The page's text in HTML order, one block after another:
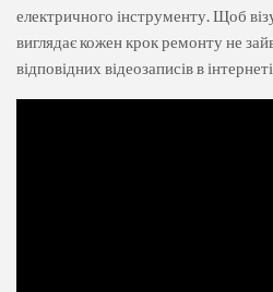
електричного інструменту. Щоб
виглядає кожен крок ремонту не
відповідних відеозаписів в